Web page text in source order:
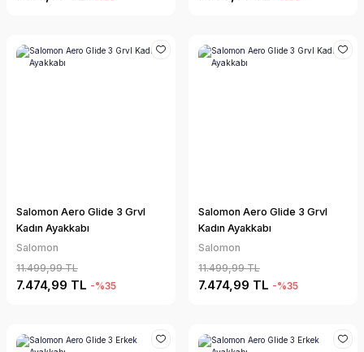
Salomon Aero Glide 3 Grvl
Kadın Ayakkabı
Salomon
11.499,99 TL
7.474,99 TL -%35
Salomon Aero Glide 3 Grvl
Kadın Ayakkabı
Salomon
11.499,99 TL
7.474,99 TL -%35